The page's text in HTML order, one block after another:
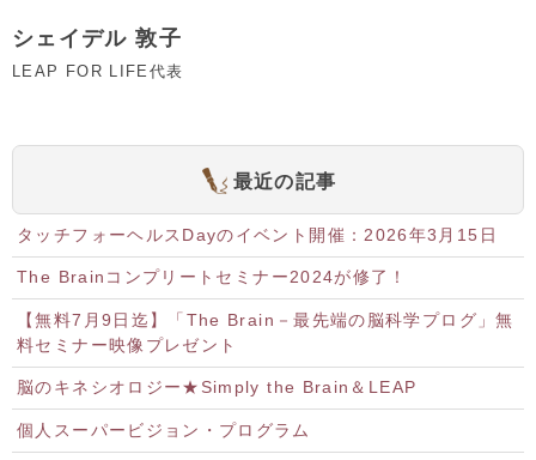
シェイデル 敦子
LEAP FOR LIFE代表
最近の記事
タッチフォーヘルスDayのイベント開催：2026年3月15日
The Brainコンプリートセミナー2024が修了！
【無料7月9日迄】「The Brain－最先端の脳科学プログ」無
料セミナー映像プレゼント
脳のキネシオロジー★Simply the Brain＆LEAP
個人スーパービジョン・プログラム